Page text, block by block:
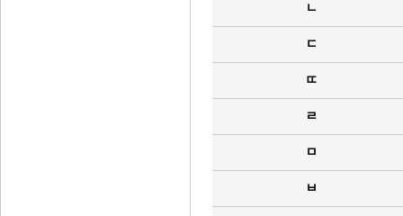
ㄴ
ㄷ
ㄸ
ㄹ
ㅁ
ㅂ